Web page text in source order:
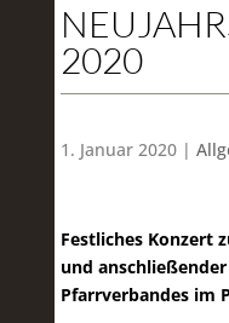
2020
1. Januar 2020 |
Festliches Konzert
und
Pfarrverbandes im